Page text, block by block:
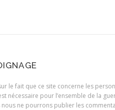
le fait que ce site concerne les
nécessaire pour l’ensemble de la
ne pourrons publier les